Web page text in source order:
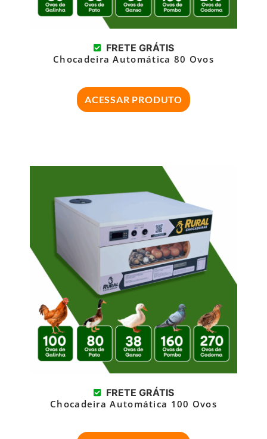
FRETE GRÁTIS
Chocadeira Automática 80 Ovos
ACESSAR PRODUTO
FRETE GRÁTIS
Chocadeira Automática 100 Ovos